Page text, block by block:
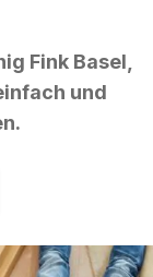
Fink Basel,
und